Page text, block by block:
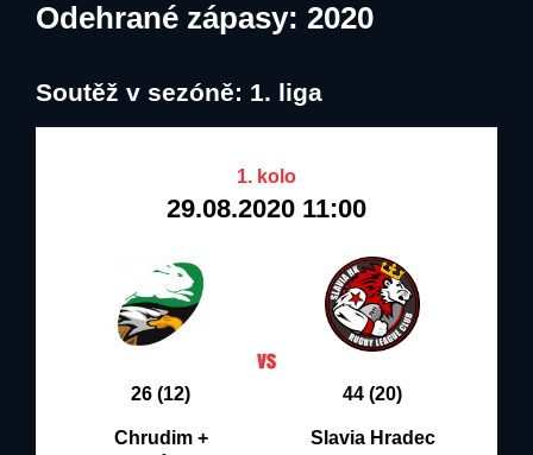
Odehrané zápasy: 2020
Soutěž v sezóně: 1. liga
1. kolo
29.08.2020 11:00
26 (12)
Chrudim +
44 (20)
Slavia Hradec